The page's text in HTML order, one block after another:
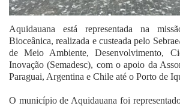
Aquidauana está representada na
Bioceânica, realizada e custeada pelo
de Meio Ambiente, Desenvolvimento,
Inovação (Semadesc), com o apoio da
Paraguai, Argentina e Chile até o Porto de
O município de Aquidauana foi